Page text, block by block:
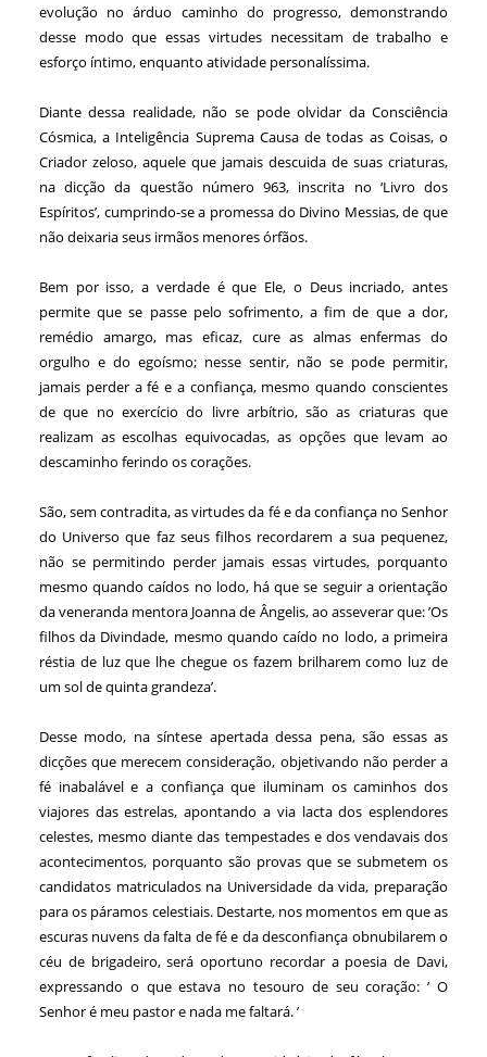
evolução no árduo caminho do progresso, demonstrando
desse modo que essas virtudes necessitam de trabalho e
esforço íntimo, enquanto atividade personalíssima.
Diante dessa realidade, não se pode olvidar da Consciência
Cósmica, a Inteligência Suprema Causa de todas as Coisas, o
Criador zeloso, aquele que jamais descuida de suas criaturas,
na dicção da questão número 963, inscrita no ‘Livro dos
Espíritos’, cumprindo-se a promessa do Divino Messias, de que
não deixaria seus irmãos menores órfãos.
Bem por isso, a verdade é que Ele, o Deus incriado, antes
permite que se passe pelo sofrimento, a fim de que a dor,
remédio amargo, mas eficaz, cure as almas enfermas do
orgulho e do egoísmo; nesse sentir, não se pode permitir,
jamais perder a fé e a confiança, mesmo quando conscientes
de que no exercício do livre arbítrio, são as criaturas que
realizam as escolhas equivocadas, as opções que levam ao
descaminho ferindo os corações.
São, sem contradita, as virtudes da fé e da confiança no Senhor
do Universo que faz seus filhos recordarem a sua pequenez,
não se permitindo perder jamais essas virtudes, porquanto
mesmo quando caídos no lodo, há que se seguir a orientação
da veneranda mentora Joanna de Ângelis, ao asseverar que: ’Os
filhos da Divindade, mesmo quando caído no lodo, a primeira
réstia de luz que lhe chegue os fazem brilharem como luz de
um sol de quinta grandeza’.
Desse modo, na síntese apertada dessa pena, são essas as
dicções que merecem consideração, objetivando não perder a
fé inabalável e a confiança que iluminam os caminhos dos
viajores das estrelas, apontando a via lacta dos esplendores
celestes, mesmo diante das tempestades e dos vendavais dos
acontecimentos, porquanto são provas que se submetem os
candidatos matriculados na Universidade da vida, preparação
para os páramos celestiais. Destarte, nos momentos em que as
escuras nuvens da falta de fé e da desconfiança obnubilarem o
céu de brigadeiro, será oportuno recordar a poesia de Davi,
expressando o que estava no tesouro de seu coração: ’ O
Senhor é meu pastor e nada me faltará. ’